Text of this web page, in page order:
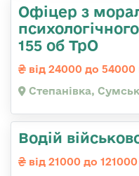
Офіцер з
155 об ТрО
від 24000 до 54000
Степанівка,
Водій
від 21000 до